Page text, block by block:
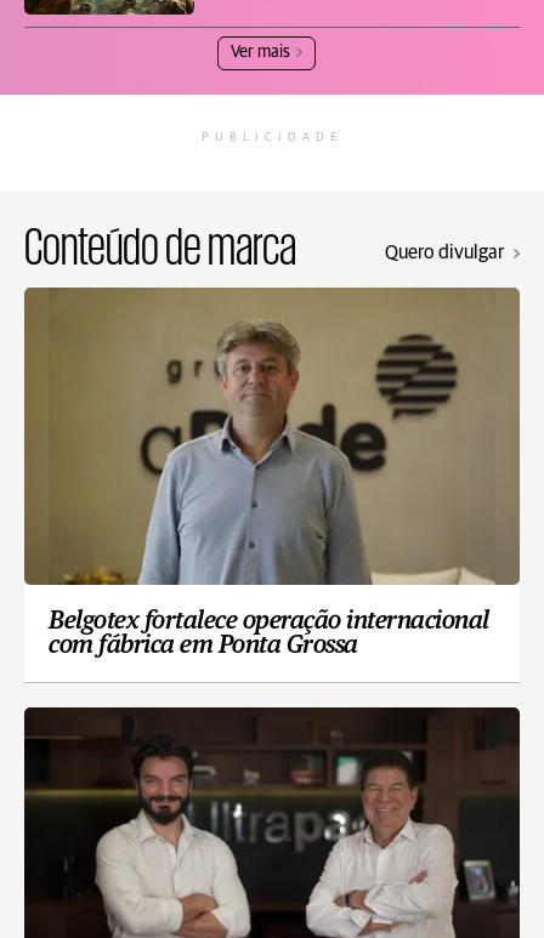
Ver mais
PUBLICIDADE
Conteúdo de marca Quero divulgar
Belgotex fortalece operação internacional
com fábrica em Ponta Grossa